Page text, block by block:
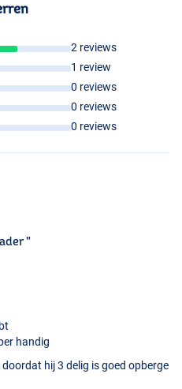
2 reviews
1 review
0 reviews
0 reviews
0 reviews
"
handig
hij 3 delig is goed opberge